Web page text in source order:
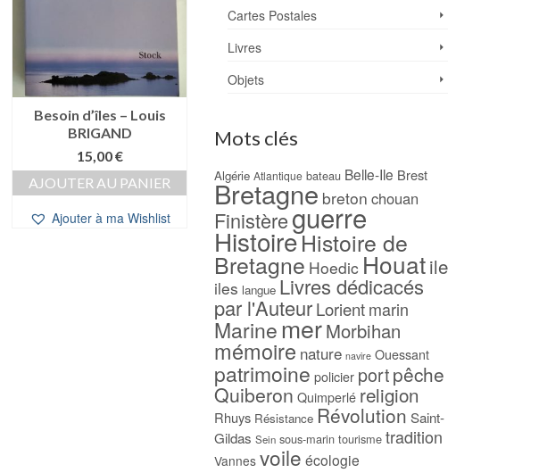
Besoin d’îles – Louis
BRIGAND
15,00€
AJOUTER AU PANIER
Ajouter à ma Wishlist
Le Portrait – Iain PEARS
13,00
Le
prix
initial
était :
13,00 €.
10,00
Le
prix
actuel
est :
10,00 €.
AJOUTER AU PANIER
Ajouter à ma Wishlist
AJOUTER AU
Cartes Postales
Livres
Objets
Mots clés
Algérie Atlantique bateau Belle-Ile Brest
Bretagne breton chouan
Finistèreguerre
HistoireHistoire de
Bretagne Hoedic Houatile
iles langue Livres dédicacés
par l'Auteur Lorient marin
Marine merMorbihan
mémoire nature navire Ouessant
patrimoine policier portpêche
Quiberon Quimperlé religion
Rhuys Résistance Révolution Saint-
Gildas Sein sous-marin tourisme tradition
Vannes voile écologie